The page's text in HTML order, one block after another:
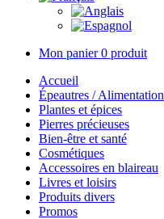
Mon panier0 produit
Accueil
Épeautres / Alimentation
Plantes et épices
Pierres précieuses
Bien-être et santé
Cosmétiques
Accessoires en blaireau
Livres et loisirs
Produits divers
Promos